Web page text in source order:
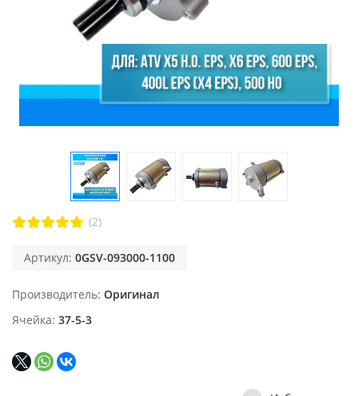
(2)
Артикул: 0GSV-093000-1100
Производитель Оригинал
Ячейка 37-5-3